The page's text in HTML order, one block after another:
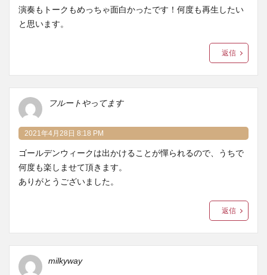
演奏もトークもめっちゃ面白かったです！何度も再生したい
と思います。
返信
フルートやってます
2021年4月28日 8:18 PM
ゴールデンウィークは出かけることが憚られるので、うちで
何度も楽しませて頂きます。
ありがとうございました。
返信
milkyway